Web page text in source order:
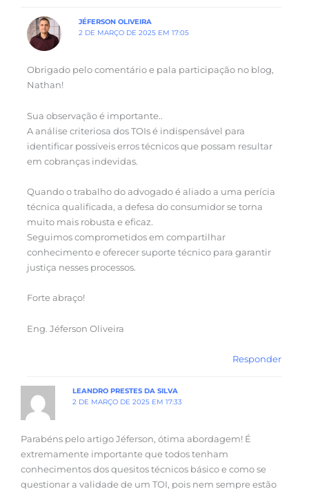
JÉFERSON OLIVEIRA
2 DE MARÇO DE 2025 EM 17:05
Obrigado pelo comentário e pala participação no blog,
Nathan!
Sua observação é importante..
A análise criteriosa dos TOIs é indispensável para
identificar possíveis erros técnicos que possam resultar
em cobranças indevidas.
Quando o trabalho do advogado é aliado a uma perícia
técnica qualificada, a defesa do consumidor se torna
muito mais robusta e eficaz.
Seguimos comprometidos em compartilhar
conhecimento e oferecer suporte técnico para garantir
justiça nesses processos.
Forte abraço!
Eng. Jéferson Oliveira
Responder
LEANDRO PRESTES DA SILVA
2 DE MARÇO DE 2025 EM 17:33
Parabéns pelo artigo Jéferson, ótima abordagem! É
extremamente importante que todos tenham
conhecimentos dos quesitos técnicos básico e como se
questionar a validade de um TOI, pois nem sempre estão